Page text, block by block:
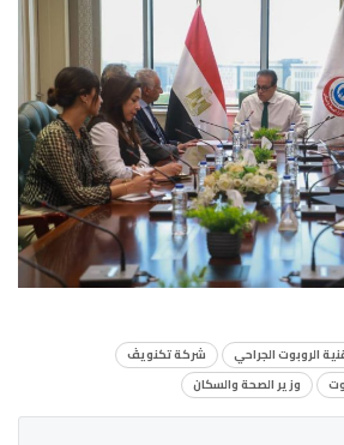
الروبوت الجراحي
شركة تكنويڤ
وزير الصحة والسكان